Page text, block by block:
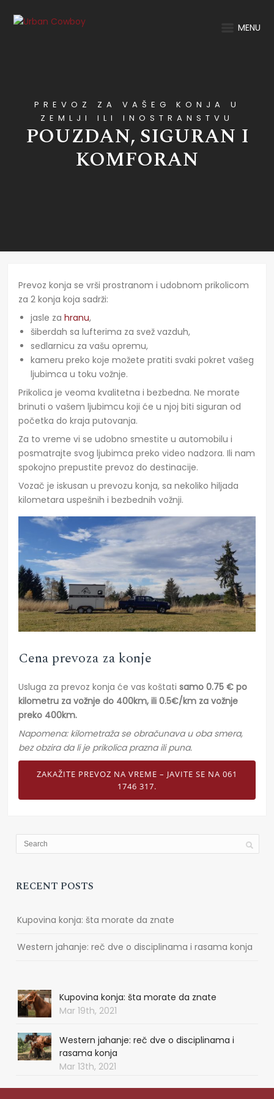
MENU
PREVOZ ZA VAŠEG KONJA U
ZEMLJI ILI INOSTRANSTVU
POUZDAN, SIGURAN I
KOMFORAN
Prevoz konja se vrši prostranom i udobnom prikolicom
za 2 konja koja sadrži:
jasle zahranu,
šiberdah sa lufterima za svež vazduh,
sedlarnicu za vašu opremu,
kameru preko koje možete pratiti svaki pokret vašeg
ljubimca u toku vožnje.
Prikolica je veoma kvalitetna i bezbedna. Ne morate
brinuti o vašem ljubimcu koji će u njoj biti siguran od
početka do kraja putovanja.
Za to vreme vi se udobno smestite u automobilu i
posmatrajte svog ljubimca preko video nadzora. Ili nam
spokojno prepustite prevoz do destinacije.
Vozač je iskusan u prevozu konja, sa nekoliko hiljada
kilometara uspešnih i bezbednih vožnji.
Cena prevoza za konje
Usluga za prevoz konja će vas koštatisamo 0.75 € po
kilometru za vožnje do 400km, ili 0.5€/km za vožnje
preko 400km.
Napomena: kilometraža se obračunava u oba smera,
bez obzira da li je prikolica prazna ili puna.
ZAKAŽITE PREVOZ NA VREME – JAVITE SE NA 061
1746 317.
RECENT POSTS
Kupovina konja: šta morate da znate
Western jahanje: reč dve o disciplinama i rasama konja
Kupovina konja: šta morate da znate
Mar 19th, 2021
Western jahanje: reč dve o disciplinama i
rasama konja
Mar 13th, 2021